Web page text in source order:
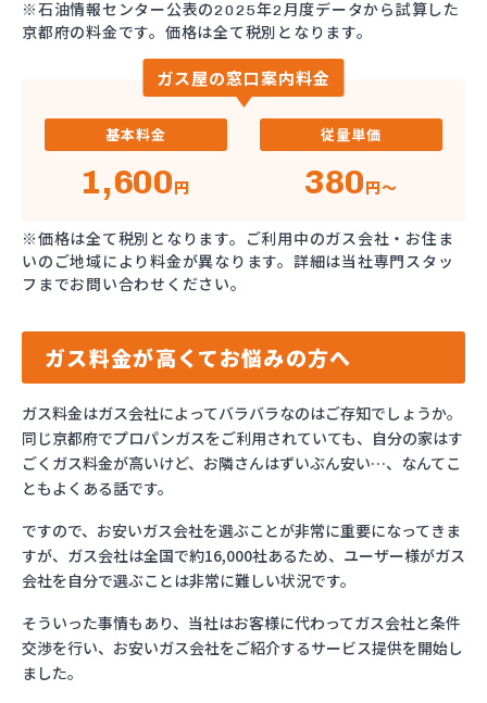
※石油情報センター公表の2025年2月度データから試算した
京都府の料金です。価格は全て税別となります。
ガス屋の窓口案内料金
基本料金
1,600円
従量単価
380円～
※価格は全て税別となります。ご利用中のガス会社・お住ま
いのご地域により料金が異なります。詳細は当社専門スタッ
フまでお問い合わせください。
ガス料金が高くてお悩みの方へ
ガス料金はガス会社によってバラバラなのはご存知でしょうか。
同じ京都府でプロパンガスをご利用されていても、自分の家はす
ごくガス料金が高いけど、お隣さんはずいぶん安い…、なんてこ
ともよくある話です。
ですので、お安いガス会社を選ぶことが非常に重要になってきま
すが、ガス会社は全国で約16,000社あるため、ユーザー様がガス
会社を自分で選ぶことは非常に難しい状況です。
そういった事情もあり、当社はお客様に代わってガス会社と条件
交渉を行い、お安いガス会社をご紹介するサービス提供を開始し
ました。